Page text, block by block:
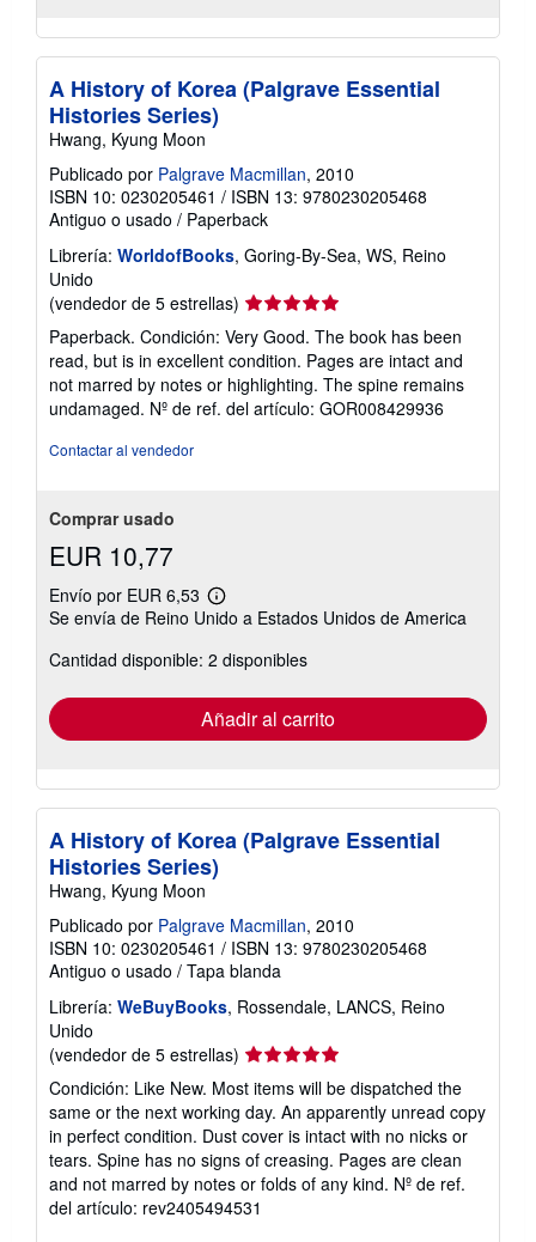
A History of Korea (Palgrave Essential
Histories Series)
Hwang, Kyung Moon
Publicado por Palgrave Macmillan, 2010
ISBN 10: 0230205461 / ISBN 13: 9780230205468
Antiguo o usado / Paperback
Librería: WorldofBooks, Goring-By-Sea, WS, Reino
Unido
(vendedor de 5 estrellas) Calificación
del
vendedor:
5
de
5
Paperback. Condición: Very Good. The book has been
read, but is in excellent condition. Pages are intact and
not marred by notes or highlighting. The spine remains
undamaged. Nº de ref. del artículo: GOR008429936
Contactar al vendedor
Comprar usado
EUR 10,77
Envío por EUR 6,53
Más
información
las
tarifas
envío
Se envía de Reino Unido a Estados Unidos de America
Cantidad disponible: 2 disponibles
Añadir al carrito
A History of Korea (Palgrave Essential
Histories Series)
Hwang, Kyung Moon
Publicado por Palgrave Macmillan, 2010
ISBN 10: 0230205461 / ISBN 13: 9780230205468
Antiguo o usado / Tapa blanda
Librería: WeBuyBooks, Rossendale, LANCS, Reino
Unido
(vendedor de 5 estrellas) Calificación
del
vendedor:
5
de
5
estrellas
Condición: Like New. Most items will be dispatched the
same or the next working day. An apparently unread copy
in perfect condition. Dust cover is intact with no nicks or
tears. Spine has no signs of creasing. Pages are clean
and not marred by notes or folds of any kind. Nº de ref.
del artículo: rev2405494531